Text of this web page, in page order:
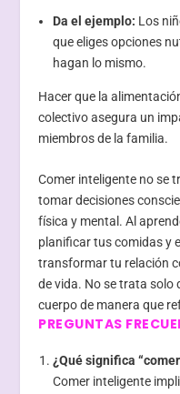
Da el ejemplo: Los
que eliges opciones
hagan lo mismo.
Hacer que la
colectivo asegura un
miembros de la familia.
Comer inteligente no se
tomar decisiones
física y mental. Al
planificar tus comidas y
transformar tu relación
de vida. No se trata solo
cuerpo de manera que
PREGUNTAS
¿Qué significa
Comer inteligente